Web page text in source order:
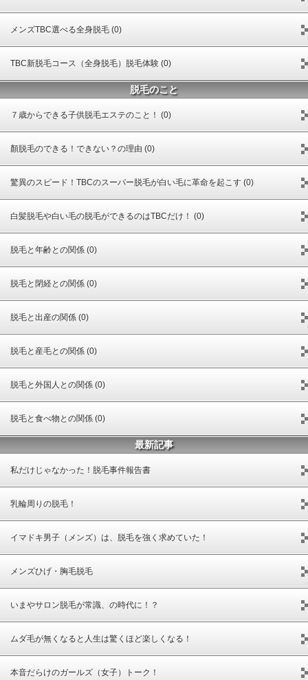
メンズTBC選べる全身脱毛 (0)
TBC新脱毛コース（全身脱毛）脱毛体験 (0)
脱毛のこと
７歳からできる子供脱毛エステのこと！ (0)
顏脱毛のできる！できない？の理由 (0)
驚異のスピード！TBCのスーパー脱毛が白い毛に革命を起こす (0)
白髪脱毛や白い毛の脱毛ができるのはTBCだけ！ (0)
脱毛と年齢との関係 (0)
脱毛と閉経との関係 (0)
脱毛と出産の関係 (0)
脱毛と産毛との関係 (0)
脱毛と外国人との関係 (0)
脱毛と食べ物との関係 (0)
最新記事
私だけじゃなかった！脱毛事件報告書
乳輪周りの脱毛！
イマドキ男子（メンズ）は、脱毛を強く求めていた！
メンズひげ・胸毛脱毛
いまやサロン脱毛が常識、の時代に！？
ムダ毛が無くなると人生は驚くほど楽しくなる！
本音だらけのガールズ（女子）トーク！